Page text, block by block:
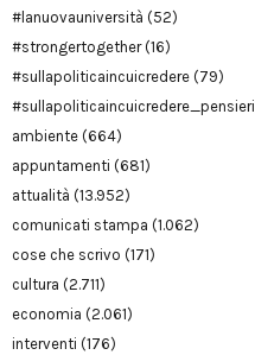
#lanuovauniversità (52)
#strongertogether(16)
#sullapoliticaincuicredere (79)
#sullapoliticaincuicredere_pensieri
ambiente (664)
appuntamenti (681)
attualità (13.952)
comunicati stampa (1.062)
cose che scrivo (171)
cultura (2.711)
economia (2.061)
interventi (176)